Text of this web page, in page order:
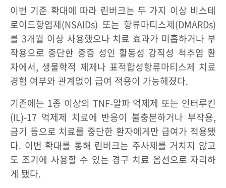
이번 기준 확대에 따라 린버크는 두 가지 이상 비스테
로이드항염제(NSAIDs) 또는 항류마티스제(DMARDs)
를 3개월 이상 사용했으나 치료 효과가 미흡하거나 부
작용으로 중단한 중증 성인 활동성 강직성 척추염 환
자에서, 생물학적 제제나 표적합성항류마티스제 치료
경험 여부와 관계없이 급여 적용이 가능해졌다.
기존에는 1종 이상의 TNF-알파 억제제 또는 인터루킨
(IL)-17 억제제 치료에 반응이 불충분하거나 부작용,
금기 등으로 치료를 중단한 환자에게만 급여가 적용됐
다. 이번 확대를 통해 린버크는 주사제를 거치지 않고
도 조기에 사용할 수 있는 경구 치료 옵션으로 자리하
게 됐다.